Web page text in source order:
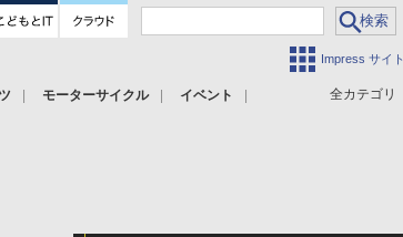
Impress サイト
全カテゴリ
モーターサイクル
イベント